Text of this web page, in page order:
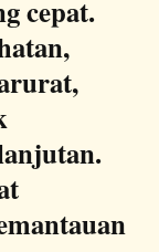
cepat.